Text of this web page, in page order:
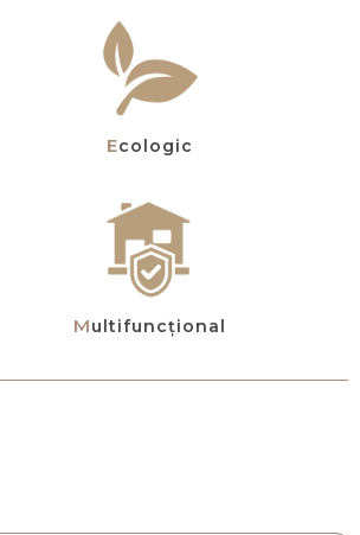
Ecologic
Multifuncțional